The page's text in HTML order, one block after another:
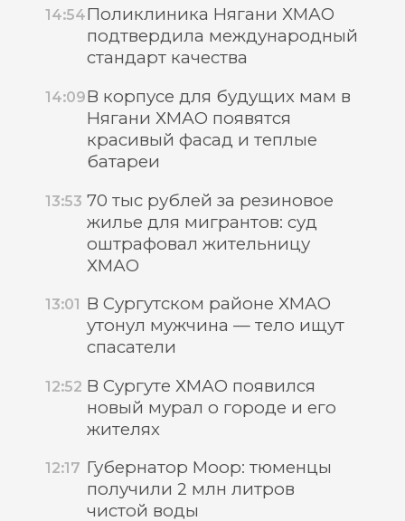
14:54Поликлиника Нягани ХМАО
подтвердила международный
стандарт качества
14:09В корпусе для будущих мам в
Нягани ХМАО появятся
красивый фасад и теплые
батареи
13:53 70 тыс рублей за резиновое
жилье для мигрантов: суд
оштрафовал жительницу
ХМАО
13:01 В Сургутском районе ХМАО
утонул мужчина — тело ищут
спасатели
12:52 В Сургуте ХМАО появился
новый мурал о городе и его
жителях
12:17 Губернатор Моор: тюменцы
получили 2 млн литров
чистой воды